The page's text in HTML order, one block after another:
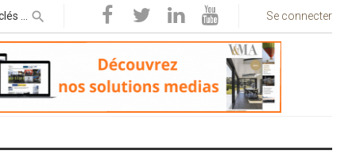
Se connecter